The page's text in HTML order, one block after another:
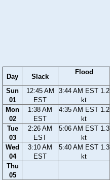
Day Slack
Flood
Sun
01
12:45 AM
EST
3:44 AM EST 1.2
kt
Mon
02
1:38 AM
EST
4:35 AM EST 1.2
kt
Tue
03
2:26 AM
EST
5:06 AM EST 1.3
kt
Wed
04
3:10 AM
EST
5:40 AM EST 1.3
kt
Thu
05